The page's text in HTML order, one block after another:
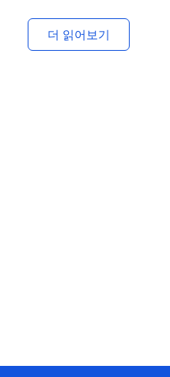
더 읽어보기